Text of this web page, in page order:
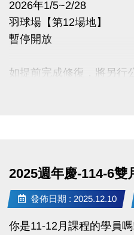
2026年1/5~2/28
羽球場【第12場地】
暫停開放
如提前完成修復，將另行
2025週年慶-114-6雙
發佈日期 : 2025.12.10
你是11-12月課程的學員